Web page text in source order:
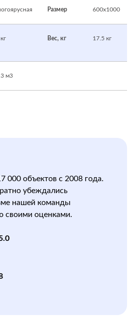
Размер 600х1000
Вес, кг 17.5 кг
м3
000 объектов с 2008 года.
убеждались
нашей команды
своими оценками.